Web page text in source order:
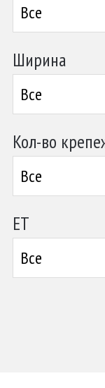
Все
Ширина
Все
Кол-во
Все
ET
Все